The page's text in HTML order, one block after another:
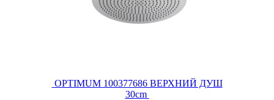
OPTIMUM 100377686 ВЕРХНИЙ ДУШ
30cm